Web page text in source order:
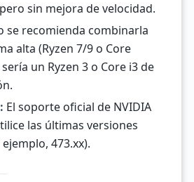
sin mejora de velocidad.
se recomienda combinarla
alta (Ryzen 7/9 o Core
un Ryzen 3 o Core i3 de
El soporte oficial de NVIDIA
las últimas versiones
473.xx).